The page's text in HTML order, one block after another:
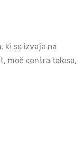
ki se izvaja na
moč centra telesa,